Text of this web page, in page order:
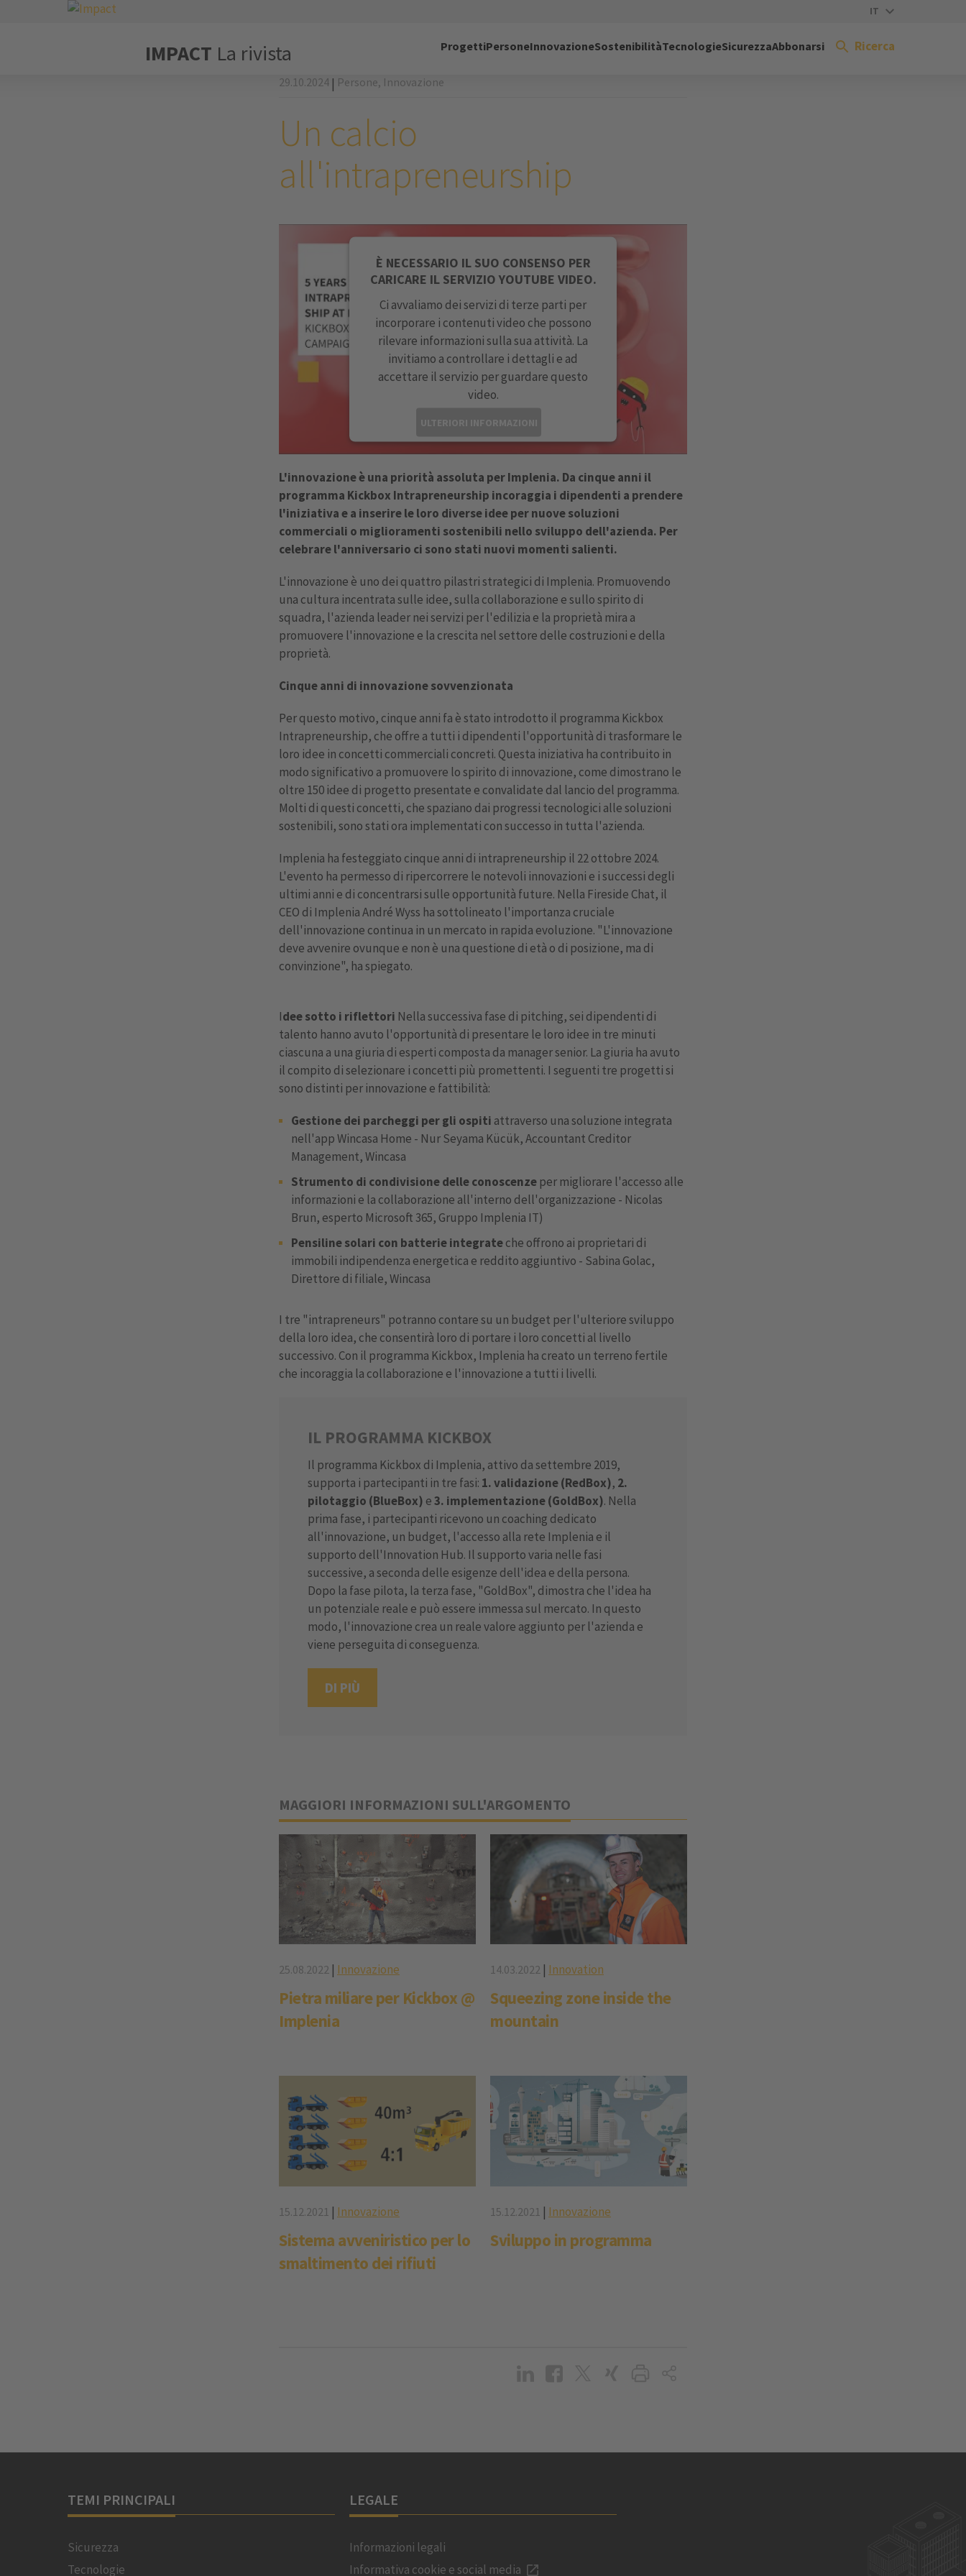
IT
IMPACT La rivista ProgettiPersoneInnovazioneSostenibilitàTecnologieSicurezzaAbbonarsi Ricerca
29.10.2024 | Persone, Innovazione
Un calcio
all'intrapreneurship
È NECESSARIO IL SUO CONSENSO PER
CARICARE IL SERVIZIO YOUTUBE VIDEO.
Ci avvaliamo dei servizi di terze parti per
incorporare i contenuti video che possono
rilevare informazioni sulla sua attività. La
invitiamo a controllare i dettagli e ad
accettare il servizio per guardare questo
video.
powered by
Usercentrics Consent Management
Platform
L'innovazione è una priorità assoluta per Implenia. Da cinque anni il
programma Kickbox Intrapreneurship incoraggia i dipendenti a prendere
l'iniziativa e a inserire le loro diverse idee per nuove soluzioni
commerciali o miglioramenti sostenibili nello sviluppo dell'azienda. Per
celebrare l'anniversario ci sono stati nuovi momenti salienti.
L'innovazione è uno dei quattro pilastri strategici di Implenia. Promuovendo
una cultura incentrata sulle idee, sulla collaborazione e sullo spirito di
squadra, l'azienda leader nei servizi per l'edilizia e la proprietà mira a
promuovere l'innovazione e la crescita nel settore delle costruzioni e della
proprietà.
Cinque anni di innovazione sovvenzionata
Per questo motivo, cinque anni fa è stato introdotto il programma Kickbox
Intrapreneurship, che offre a tutti i dipendenti l'opportunità di trasformare le
loro idee in concetti commerciali concreti. Questa iniziativa ha contribuito in
modo significativo a promuovere lo spirito di innovazione, come dimostrano le
oltre 150 idee di progetto presentate e convalidate dal lancio del programma.
Molti di questi concetti, che spaziano dai progressi tecnologici alle soluzioni
sostenibili, sono stati ora implementati con successo in tutta l'azienda.
Implenia ha festeggiato cinque anni di intrapreneurship il 22 ottobre 2024.
L'evento ha permesso di ripercorrere le notevoli innovazioni e i successi degli
ultimi anni e di concentrarsi sulle opportunità future. Nella Fireside Chat, il
CEO di Implenia André Wyss ha sottolineato l'importanza cruciale
dell'innovazione continua in un mercato in rapida evoluzione. "L'innovazione
deve avvenire ovunque e non è una questione di età o di posizione, ma di
convinzione", ha spiegato.
Idee sotto i riflettori Nella successiva fase di pitching, sei dipendenti di
talento hanno avuto l'opportunità di presentare le loro idee in tre minuti
ciascuna a una giuria di esperti composta da manager senior. La giuria ha avuto
il compito di selezionare i concetti più promettenti. I seguenti tre progetti si
sono distinti per innovazione e fattibilità:
Gestione dei parcheggi per gli ospiti attraverso una soluzione integrata
nell'app Wincasa Home - Nur Seyama Kücük, Accountant Creditor
Management, Wincasa
Strumento di condivisione delle conoscenze per migliorare l'accesso alle
informazioni e la collaborazione all'interno dell'organizzazione - Nicolas
Brun, esperto Microsoft 365, Gruppo Implenia IT)
Pensiline solari con batterie integrateche offrono ai proprietari di
immobili indipendenza energetica e reddito aggiuntivo - Sabina Golac,
Direttore di filiale, Wincasa
I tre "intrapreneurs" potranno contare su un budget per l'ulteriore sviluppo
della loro idea, che consentirà loro di portare i loro concetti al livello
successivo. Con il programma Kickbox, Implenia ha creato un terreno fertile
che incoraggia la collaborazione e l'innovazione a tutti i livelli.
IL PROGRAMMA KICKBOX
Il programma Kickbox di Implenia, attivo da settembre 2019,
supporta i partecipanti in tre fasi: 1. validazione (RedBox), 2.
pilotaggio (BlueBox) e3. implementazione (GoldBox). Nella
prima fase, i partecipanti ricevono un coaching dedicato
all'innovazione, un budget, l'accesso alla rete Implenia e il
supporto dell'Innovation Hub. Il supporto varia nelle fasi
successive, a seconda delle esigenze dell'idea e della persona.
Dopo la fase pilota, la terza fase, "GoldBox", dimostra che l'idea ha
un potenziale reale e può essere immessa sul mercato. In questo
modo, l'innovazione crea un reale valore aggiunto per l'azienda e
viene perseguita di conseguenza.
DI PIÙ
MAGGIORI INFORMAZIONI SULL'ARGOMENTO
25.08.2022 | Innovazione
Pietra miliare per Kickbox @
Implenia
14.03.2022 | Innovation
Squeezing zone inside the
mountain
15.12.2021 | Innovazione
Sistema avveniristico per lo
smaltimento dei rifiuti
15.12.2021 | Innovazione
Sviluppo in programma
TEMI PRINCIPALI
Sicurezza
Tecnologie
LEGALE
Informazioni legali
Informativa cookie e social media